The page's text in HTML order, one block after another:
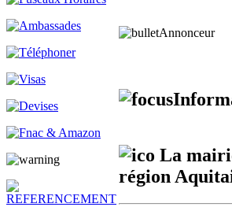
Annonceur
La
région